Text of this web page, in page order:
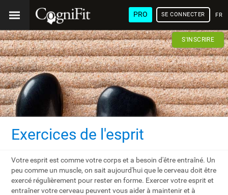
PRO SE CONNECTER
S'INSCRIRE
Exercices de l'esprit
Votre esprit est comme votre corps et a besoin d'être entraîné. Un
peu comme un muscle, on sait aujourd'hui que le cerveau doit être
exercé régulièrement pour rester en forme. Exercer votre esprit et
entraîner votre cerveau peuvent vous aider à maintenir et à